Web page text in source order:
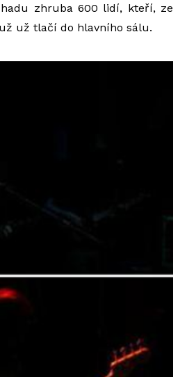
zhruba 600 lidí, kteří, ze
už tlačí do hlavního sálu.